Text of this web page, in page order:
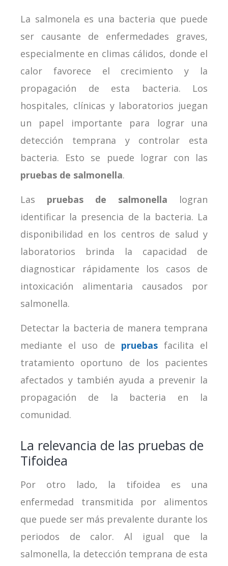
La salmonela es una bacteria que puede
ser causante de enfermedades graves,
especialmente en climas cálidos, donde el
calor favorece el crecimiento y la
propagación de esta bacteria. Los
hospitales, clínicas y laboratorios juegan
un papel importante para lograr una
detección temprana y controlar esta
bacteria. Esto se puede lograr con las
pruebas de salmonella.
Las pruebas de salmonella logran
identificar la presencia de la bacteria. La
disponibilidad en los centros de salud y
laboratorios brinda la capacidad de
diagnosticar rápidamente los casos de
intoxicación alimentaria causados por
salmonella.
Detectar la bacteria de manera temprana
mediante el uso de pruebasfacilita el
tratamiento oportuno de los pacientes
afectados y también ayuda a prevenir la
propagación de la bacteria en la
comunidad.
La relevancia de las pruebas de
Tifoidea
Por otro lado, la tifoidea es una
enfermedad transmitida por alimentos
que puede ser más prevalente durante los
periodos de calor. Al igual que la
salmonella, la detección temprana de esta